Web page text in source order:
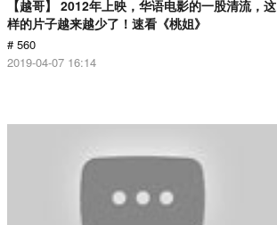
【越哥】 2012年上映，华语电影的一股清流，这
样的片子越来越少了！速看《桃姐》
# 560
2019-04-07 16:14